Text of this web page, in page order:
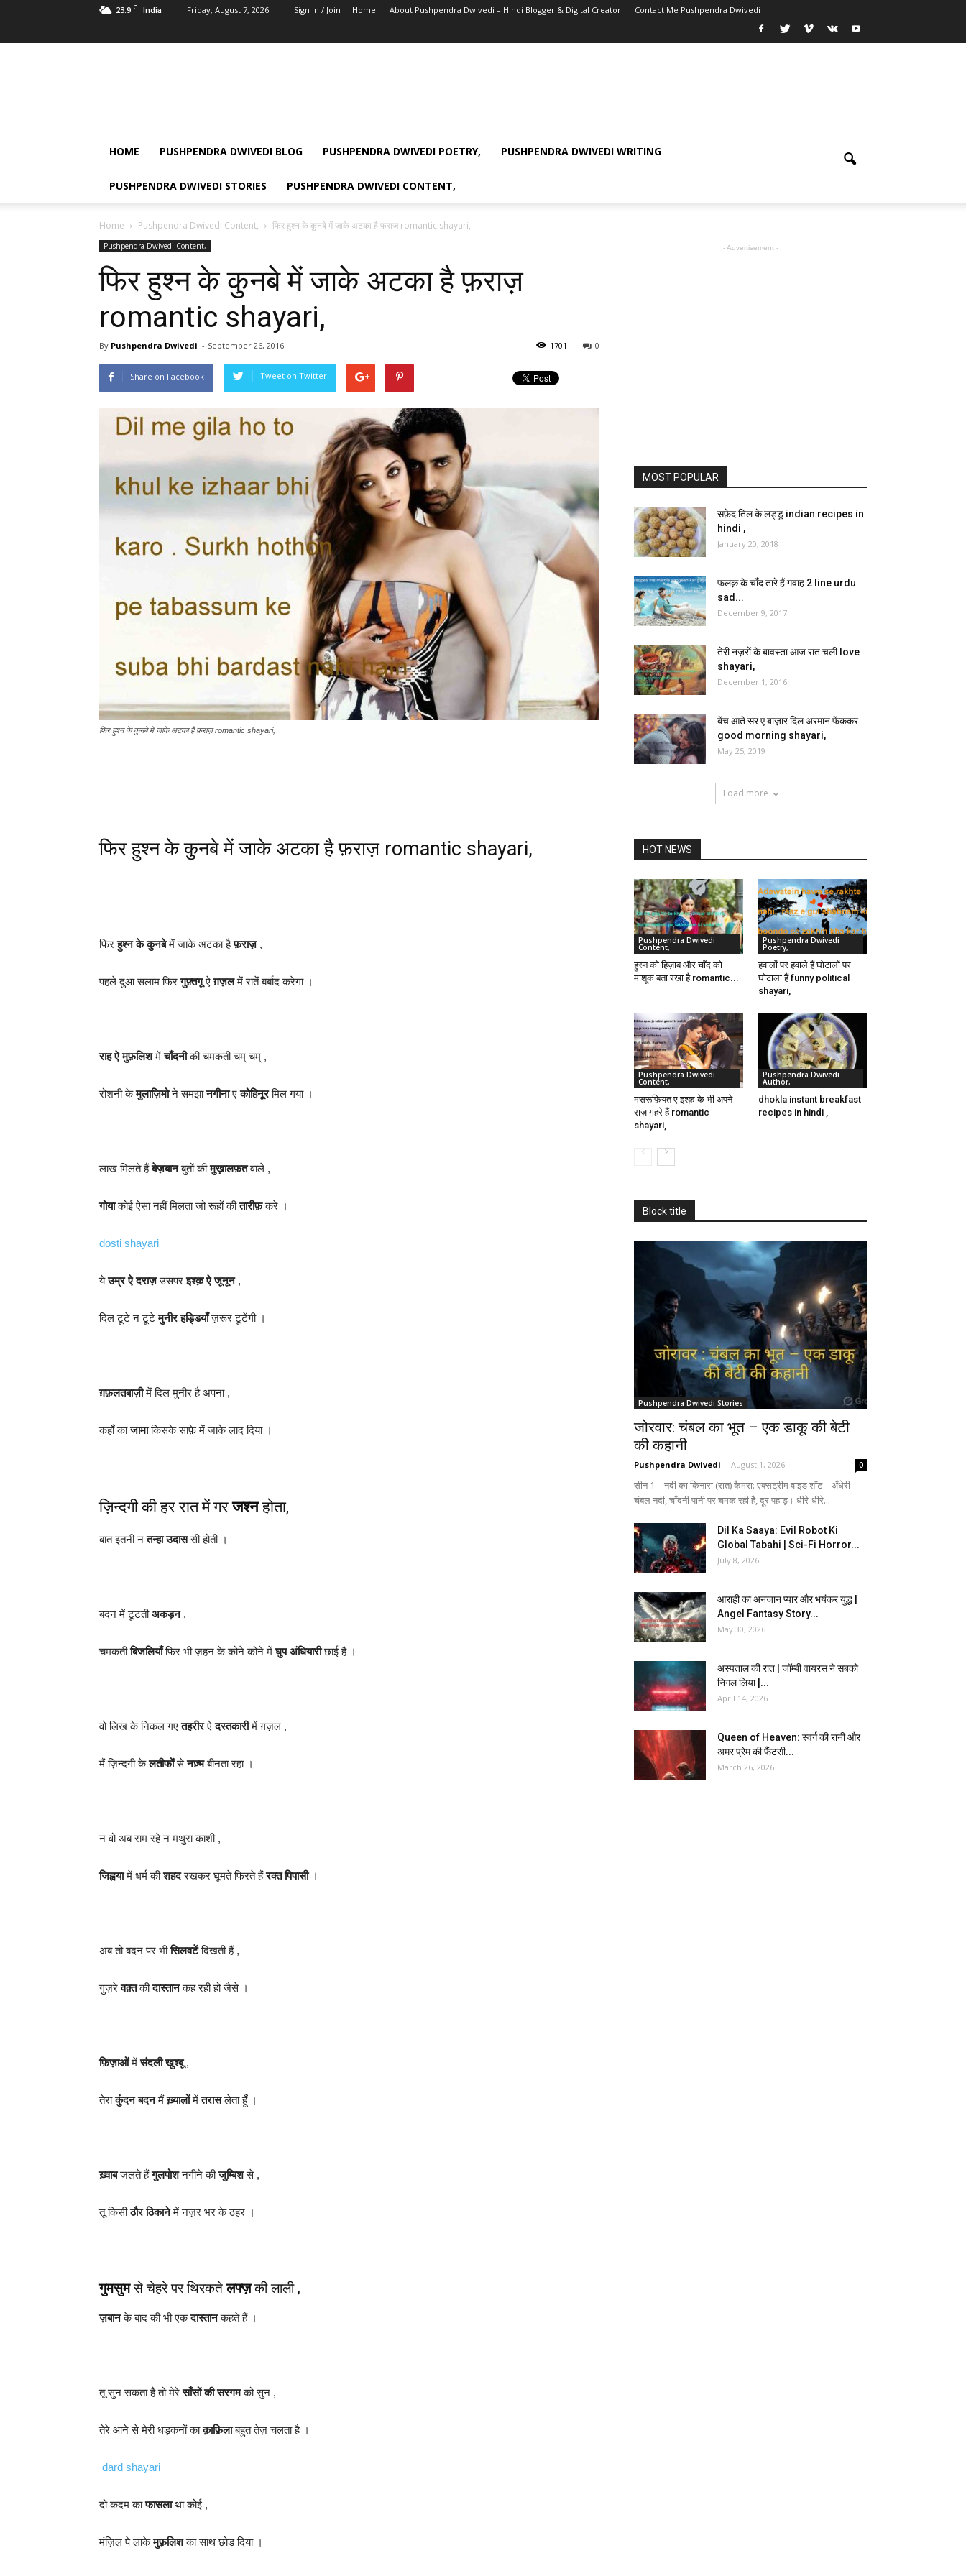
23.9 C India Friday, August 7, 2026 Sign in / Join Home About Pushpendra Dwivedi – Hindi Blogger & Digital Creator Contact Me Pushpendra Dwivedi
HOME PUSHPENDRA DWIVEDI BLOG PUSHPENDRA DWIVEDI POETRY, PUSHPENDRA DWIVEDI WRITING
PUSHPENDRA DWIVEDI STORIES PUSHPENDRA DWIVEDI CONTENT,
Home Pushpendra Dwivedi Content, फिर हुश्न के कुनबे में जाके अटका है फ़राज़ romantic shayari,
Pushpendra Dwivedi Content,
फिर हुश्न के कुनबे में जाके अटका है फ़राज़
romantic shayari,
By Pushpendra Dwivedi - September 26, 2016 0
1701
Share on Facebook Tweet on Twitter
फिर हुश्न के कुनबे में जाके अटका है फ़राज़ romantic shayari,
फिर हुश्न के कुनबे में जाके अटका है फ़राज़ romantic shayari,
फिरहुश्न के कुनबेमें जाके अटका हैफ़राज़,
पहले दुआ सलाम फिरगुफ़्तगूऐग़ज़लमें रातें बर्बाद करेगा ।
राह ऐ मुफ़लिशमेंचाँदनीकी चमकती चम् चम् ,
रोशनी केमुलाज़िमोने समझानगीनाएकोहिनूरमिल गया ।
लाख मिलते हैंबेज़बानबुतों कीमुख़ालफ़तवाले ,
गोयाकोई ऐसा नहीं मिलता जो रूहों कीतारीफ़करे ।
dosti shayari
येउम्र ऐ दराज़उसपरइश्क़ ऐ जूनून,
दिल टूटे न टूटेमुनीर हड्डियाँज़रूर टूटेंगी ।
ग़फ़लतबाज़ीमें दिल मुनीर है अपना ,
कहाँ काजामाकिसके साफ़े में जाके लाद दिया ।
ज़िन्दगी की हर रात में गरजश्नहोता,
बात इतनी नतन्हा उदाससी होती ।
बदन में टूटतीअकड़न,
चमकतीबिजलियाँफिर भी ज़हन के कोने कोने मेंघुप अंधियारीछाई है ।
वो लिख के निकल गएतहरीरऐदस्तकारीमें ग़ज़ल ,
मैं ज़िन्दगी केलतीफोंसेनज़्मबीनता रहा ।
न वो अब राम रहे न मथुरा काशी ,
जिह्वयामें धर्म कीशहदरखकर घूमते फिरते हैंरक्त पिपासी।
अब तो बदन पर भीसिलवटेंदिखती हैं ,
गुज़रेवक़्तकीदास्तानकह रही हो जैसे ।
फ़िज़ाओंमेंसंदली खुश्बू,
तेराकुंदन बदनमैंख़्यालोंमेंतरासलेता हूँ ।
ख़्वाबजलते हैंगुलपोशनगीने कीजुम्बिशसे ,
तू किसीठौर ठिकानेमें नज़र भर के ठहर ।
गुमसुमसे चेहरे पर थिरकतेलफ्ज़की लाली ,
ज़बानके बाद की भी एकदास्तानकहते हैं ।
तू सुन सकता है तो मेरेसाँसों की सरगमको सुन ,
तेरे आने से मेरी धड़कनों काक़ाफ़िलाबहुत तेज़ चलता है ।
dard shayari
दो कदम काफासलाथा कोई ,
मंज़िल पे लाकेमुफ़लिशका साथ छोड़ दिया ।
- Advertisement -
MOST POPULAR
सफ़ेद तिल के लड्डू indian recipes in
hindi ,
January 20, 2018
फ़लक़ के चाँद तारे हैं गवाह 2 line urdu
sad...
December 9, 2017
तेरी नज़रों के बावस्ता आज रात चली love
shayari,
December 1, 2016
बेंच आते सर ए बाज़ार दिल अरमान फेंककर
good morning shayari,
May 25, 2019
Load more
HOT NEWS
Pushpendra Dwivedi
Content,
हुस्न को हिज़ाब और चाँद को
माशूक बता रखा है romantic...
Pushpendra Dwivedi
Poetry,
हवालों पर हवाले हैं घोटालों पर
घोटाला हैं funny political
shayari,
Pushpendra Dwivedi
Content,
मसरूफ़ियत ए इश्क़ के भी अपने
राज़ गहरे हैं romantic
shayari,
Pushpendra Dwivedi
Author,
dhokla instant breakfast
recipes in hindi ,
Block title
Pushpendra Dwivedi Stories
जोरवार: चंबल का भूत – एक डाकू की बेटी
की कहानी
Pushpendra Dwivedi - August 1, 2026 0
सीन 1 – नदी का किनारा (रात) कैमरा: एक्सट्रीम वाइड शॉट – अँधेरी
चंबल नदी, चाँदनी पानी पर चमक रही है, दूर पहाड़। धीरे-धीरे...
Dil Ka Saaya: Evil Robot Ki
Global Tabahi | Sci-Fi Horror...
July 8, 2026
आराही का अनजान प्यार और भयंकर युद्ध |
Angel Fantasy Story...
May 30, 2026
अस्पताल की रात | जॉम्बी वायरस ने सबको
निगल लिया |...
April 14, 2026
Queen of Heaven: स्वर्ग की रानी और
अमर प्रेम की फैंटसी...
March 26, 2026